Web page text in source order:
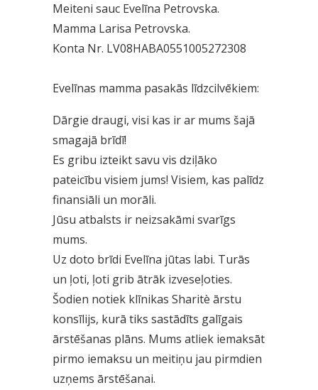
Meiteni sauc Evelīna Petrovska.
Mamma Larisa Petrovska.
Konta Nr. LV08HABA0551005272308
Evelīnas mamma pasakās līdzcilvēkiem:
Dārgie draugi, visi kas ir ar mums šajā
smagajā brīdī!
Es gribu izteikt savu vis dziļāko
pateicību visiem jums! Visiem, kas palīdz
finansiāli un morāli.
Jūsu atbalsts ir neizsakāmi svarīgs
mums.
Uz doto brīdi Evelīna jūtas labi. Turās
un ļoti, ļoti grib ātrāk izveseļoties.
Šodien notiek klīnikas Sharitè ārstu
konsīlijs, kurā tiks sastādīts galīgais
ārstēšanas plāns. Mums atliek iemaksāt
pirmo iemaksu un meitiņu jau pirmdien
uzņems ārstēšanai.